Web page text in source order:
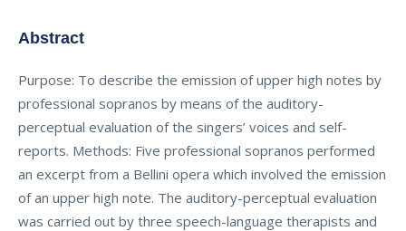
Abstract
Purpose: To describe the emission of upper high notes by
professional sopranos by means of the auditory-
perceptual evaluation of the singers’ voices and self-
reports. Methods: Five professional sopranos performed
an excerpt from a Bellini opera which involved the emission
of an upper high note. The auditory-perceptual evaluation
was carried out by three speech-language therapists and